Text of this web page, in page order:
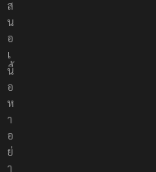
e
p
o
r
t
e
r
s
เ
ป็